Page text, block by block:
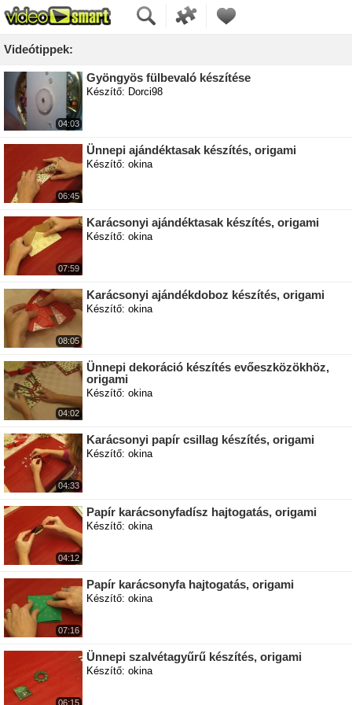
Videótippek:
04:03
Gyöngyös fülbevaló készítése
Készítő: Dorci98
06:45
Ünnepi ajándéktasak készítés, origami
Készítő: okina
07:59
Karácsonyi ajándéktasak készítés, origami
Készítő: okina
08:05
Karácsonyi ajándékdoboz készítés, origami
Készítő: okina
04:02
Ünnepi dekoráció készítés evőeszközökhöz,
origami
Készítő: okina
04:33
Karácsonyi papír csillag készítés, origami
Készítő: okina
04:12
Papír karácsonyfadísz hajtogatás, origami
Készítő: okina
07:16
Papír karácsonyfa hajtogatás, origami
Készítő: okina
06:15
Ünnepi szalvétagyűrű készítés, origami
Készítő: okina